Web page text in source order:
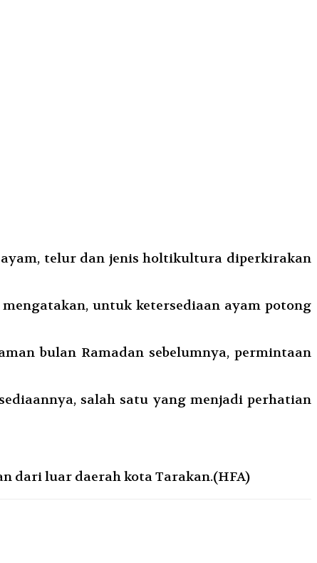
ayam, telur dan jenis holtikultura diperkirakan
untuk ketersediaan ayam potong
bulan Ramadan sebelumnya, permintaan
salah satu yang menjadi perhatian
dari luar daerah kota Tarakan.(HFA)